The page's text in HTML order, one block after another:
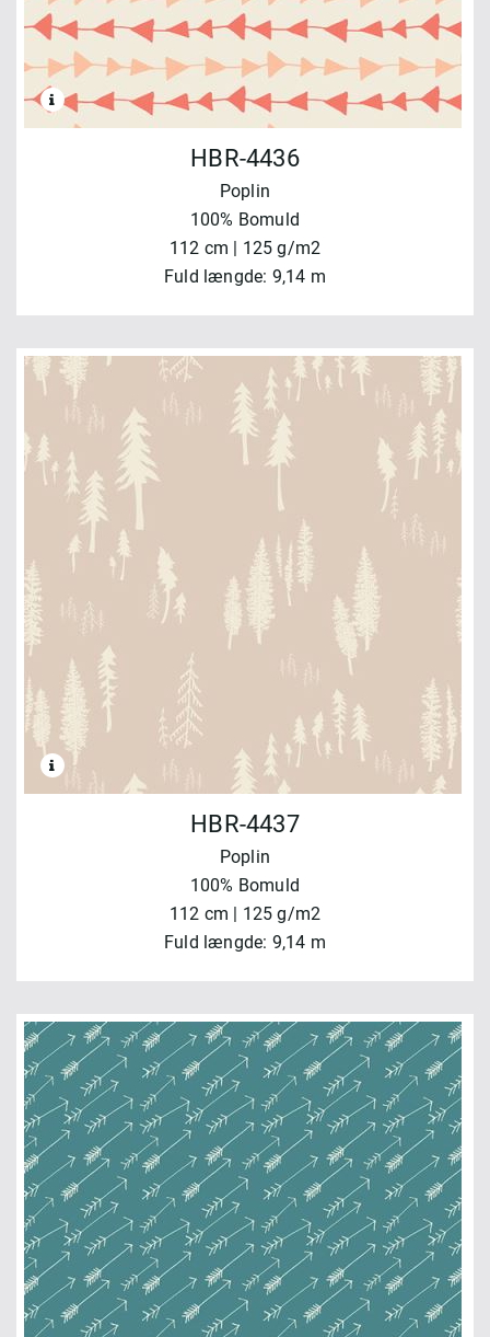
HBR-4436
Poplin
100% Bomuld
112 cm | 125 g/m2
Fuld længde: 9,14 m
HBR-4437
Poplin
100% Bomuld
112 cm | 125 g/m2
Fuld længde: 9,14 m